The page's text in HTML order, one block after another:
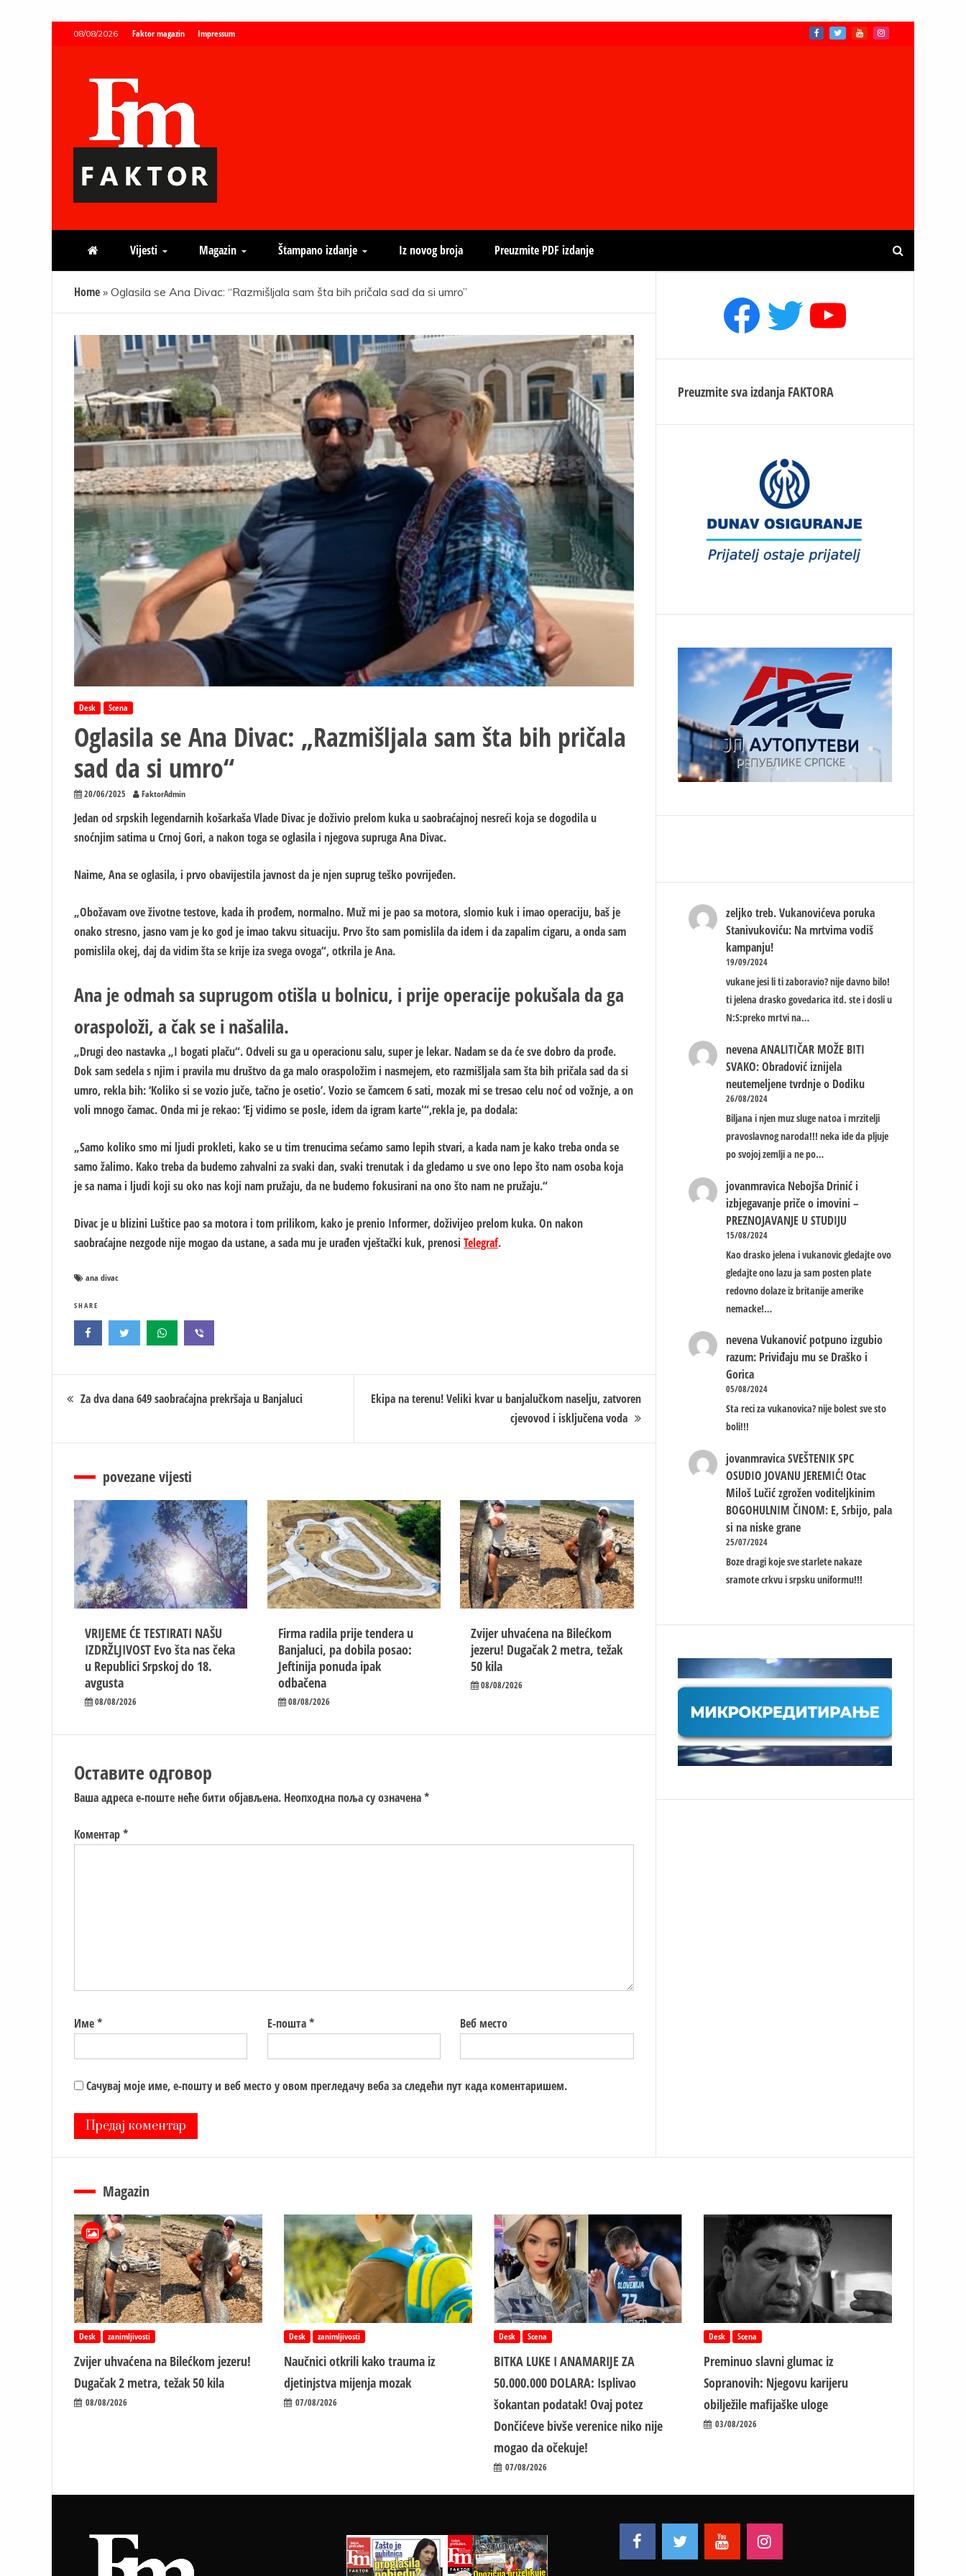
08/08/2026 Faktor magazin Impressum
Faktor magazin
Vijesti Magazin Štampano izdanje Iz novog broja Preuzmite PDF izdanje
Home » Oglasila se Ana Divac: “Razmišljala sam šta bih pričala sad da si umro”
Desk Scena
Oglasila se Ana Divac: „Razmišljala sam šta bih pričala
sad da si umro“
20/06/2025 FaktorAdmin
Jedan od srpskih legendarnih košarkaša Vlade Divac je doživio prelom kuka u saobraćajnoj nesreći koja se dogodila u
snoćnjim satima u Crnoj Gori, a nakon toga se oglasila i njegova supruga Ana Divac.
Naime, Ana se oglasila, i prvo obavijestila javnost da je njen suprug teško povrijeđen.
„Obožavam ove životne testove, kada ih prođem, normalno. Muž mi je pao sa motora, slomio kuk i imao operaciju, baš je
onako stresno, jasno vam je ko god je imao takvu situaciju. Prvo što sam pomislila da idem i da zapalim cigaru, a onda sam
pomislila okej, daj da vidim šta se krije iza svega ovoga“, otkrila je Ana.
Ana je odmah sa suprugom otišla u bolnicu, i prije operacije pokušala da ga
oraspoloži, a čak se i našalila.
„Drugi deo nastavka „I bogati plaču“. Odveli su ga u operacionu salu, super je lekar. Nadam se da će sve dobro da prođe.
Dok sam sedela s njim i pravila mu društvo da ga malo oraspoložim i nasmejem, eto razmišljala sam šta bih pričala sad da si
umro, rekla bih: ‘Koliko si se vozio juče, tačno je osetio’. Vozio se čamcem 6 sati, mozak mi se tresao celu noć od vožnje, a on
voli mnogo čamac. Onda mi je rekao: ‘Ej vidimo se posle, idem da igram karte'“,rekla je, pa dodala:
„Samo koliko smo mi ljudi prokleti, kako se u tim trenucima sećamo samo lepih stvari, a kada nam je kako treba onda se
samo žalimo. Kako treba da budemo zahvalni za svaki dan, svaki trenutak i da gledamo u sve ono lepo što nam osoba koja
je sa nama i ljudi koji su oko nas koji nam pružaju, da ne budemo fokusirani na ono što nam ne pružaju.“
Divac je u blizini Luštice pao sa motora i tom prilikom, kako je prenio Informer, doživijeo prelom kuka. On nakon
saobraćajne nezgode nije mogao da ustane, a sada mu je urađen vještački kuk, prenosi Telegraf.
ana divac
SHARE
Кретање
Za dva dana 649 saobraćajna prekršaja u Banjaluci
Ekipa na terenu! Veliki kvar u banjalučkom naselju, zatvoren
cjevovod i isključena voda
povezane vijesti
VRIJEME ĆE TESTIRATI NAŠU
IZDRŽLJIVOST Evo šta nas čeka
u Republici Srpskoj do 18.
avgusta
08/08/2026
Firma radila prije tendera u
Banjaluci, pa dobila posao:
Jeftinija ponuda ipak
odbačena
08/08/2026
Zvijer uhvaćena na Bilećkom
jezeru! Dugačak 2 metra, težak
50 kila
08/08/2026
Оставите одговор
Ваша адреса е-поште неће бити објављена. Неопходна поља су означена*
Коментар*
Име* Е-пошта* Веб место
Сачувај моје име, е-пошту и веб место у овом прегледачу веба за следећи пут када коментаришем.
Facebook
TwitterYouTube
Preuzmite sva izdanja FAKTORA
zeljko treb. Vukanovićeva poruka
Stanivukoviću: Na mrtvima vodiš
kampanju!
19/09/2024
vukane jesi li ti zaboravio? nije davno bilo!
ti jelena drasko govedarica itd. ste i dosli u
N:S:preko mrtvi na…
nevena ANALITIČAR MOŽE BITI
SVAKO: Obradović iznijela
neutemeljene tvrdnje o Dodiku
26/08/2024
Biljana i njen muz sluge natoa i mrzitelji
pravoslavnog naroda!!! neka ide da pljuje
po svojoj zemlji a ne po…
jovanmravica Nebojša Drinić i
izbjegavanje priče o imovini –
PREZNOJAVANJE U STUDIJU
15/08/2024
Kao drasko jelena i vukanovic gledajte ovo
gledajte ono lazu ja sam posten plate
redovno dolaze iz britanije amerike
nemacke!…
nevena Vukanović potpuno izgubio
razum: Priviđaju mu se Draško i
Gorica
05/08/2024
Sta reci za vukanovica? nije bolest sve sto
boli!!!
jovanmravica SVEŠTENIK SPC
OSUDIO JOVANU JEREMIĆ! Otac
Miloš Lučić zgrožen voditeljkinim
BOGOHULNIM ČINOM: E, Srbijo, pala
si na niske grane
25/07/2024
Boze dragi koje sve starlete nakaze
sramote crkvu i srpsku uniformu!!!
Magazin
Desk zanimljivosti
Zvijer uhvaćena na Bilećkom jezeru!
Dugačak 2 metra, težak 50 kila
08/08/2026
Desk zanimljivosti
Naučnici otkrili kako trauma iz
d‌jetinjstva mijenja mozak
07/08/2026
Desk Scena
BITKA LUKE I ANAMARIJE ZA
50.000.000 DOLARA: Isplivao
šokantan podatak! Ovaj potez
Dončićeve bivše verenice niko nije
mogao da očekuje!
07/08/2026
Desk Scena
Preminuo slavni glumac iz
Sopranovih: Njegovu karijeru
obilježile mafijaške uloge
03/08/2026